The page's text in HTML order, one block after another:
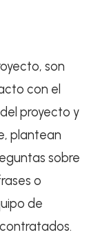
son
con el
proyecto y
plantean
sobre
o
de